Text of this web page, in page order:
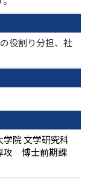
役割り分担、社
院 文学研究科
攻 博士前期課